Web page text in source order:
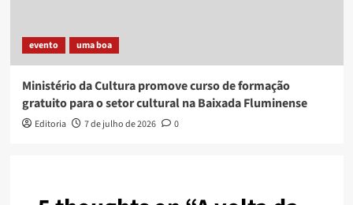
evento uma boa
Ministério da Cultura promove curso de formação
gratuito para o setor cultural na Baixada Fluminense
Editoria 7 de julho de 2026 0